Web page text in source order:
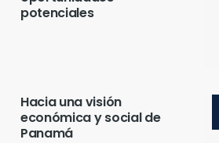
potenciales
Hacia una visión
económica y social de
Panamá